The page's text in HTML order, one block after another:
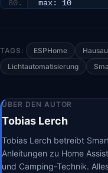
max: 10
TAGS: ESPHome
Lichtautomatisierung
ÜBER DEN AUTOR
Tobias Lerch
Tobias Lerch betreibt
Anleitungen zu Home
und Camping-Technik.